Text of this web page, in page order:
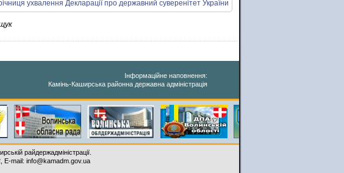
Інформаційне наповнення:
Камінь-Каширська районна державна адміністрація
райдержадміністрації.
E-mail: info@kamadm.gov.ua